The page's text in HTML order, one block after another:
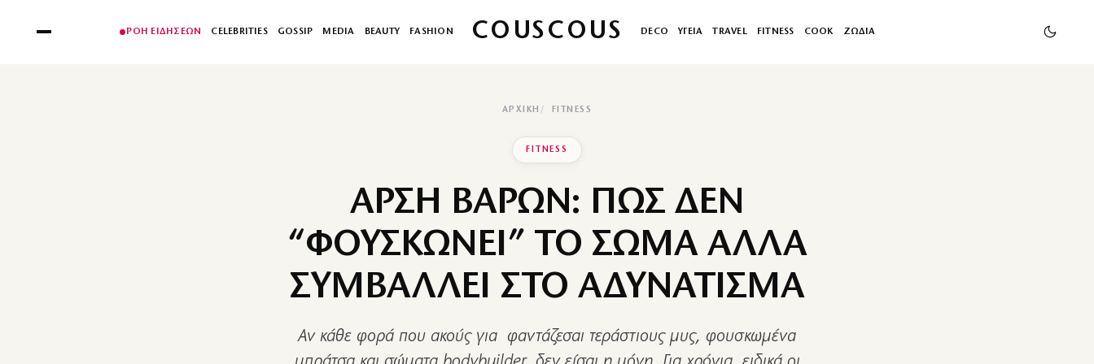
ΡΟΗ ΕΙΔΗΣΕΩΝ CELEBRITIES GOSSIP MEDIA BEAUTY FASHION COUSCOUS DECO ΥΓΕΙΑ TRAVEL FITNESS COOK ΖΩΔΙΑ
ΑΡΧΙΚΉ FITNESS
FITNESS
ΑΡΣΗ ΒΑΡΩΝ: ΠΩΣ ΔΕΝ
“ΦΟΥΣΚΩΝΕΙ” ΤΟ ΣΩΜΑ ΑΛΛΑ
ΣΥΜΒΑΛΛΕΙ ΣΤΟ ΑΔΥΝΑΤΙΣΜΑ
Αν κάθε φορά που ακούς για φαντάζεσαι τεράστιους μυς, φουσκωμένα